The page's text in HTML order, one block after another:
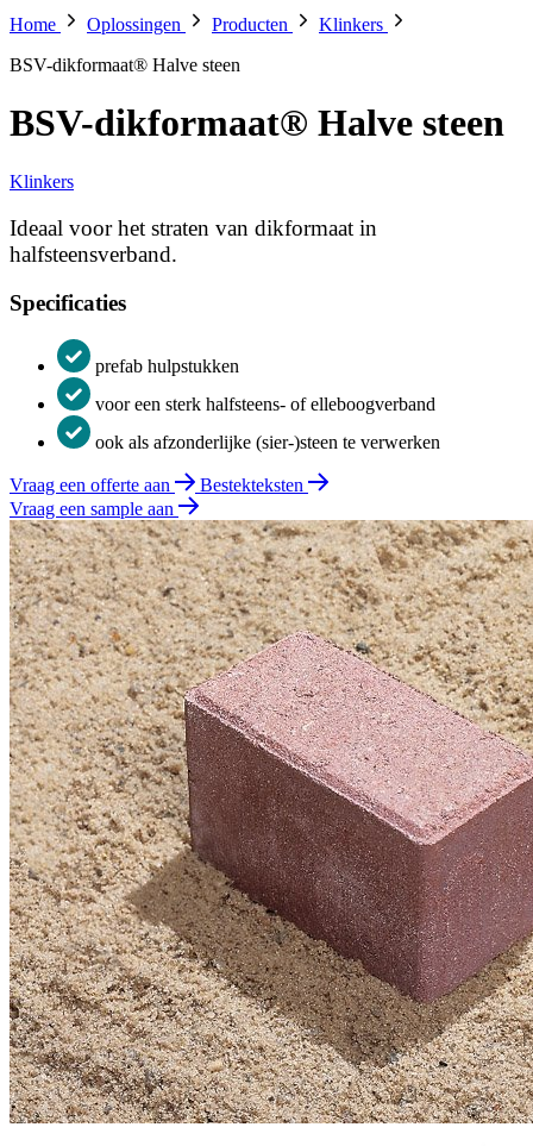
Home Oplossingen Producten
Klinkers
BSV-dikformaat® Halve steen
BSV-dikformaat® Halve steen
Klinkers
Ideaal voor het straten van dikformaat in
halfsteensverband.
Specificaties
prefab hulpstukken
voor een sterk halfsteens- of elleboogverband
ook als afzonderlijke (sier-)steen te verwerken
Vraag een offerte aan
Bestekteksten
Vraag een sample aan